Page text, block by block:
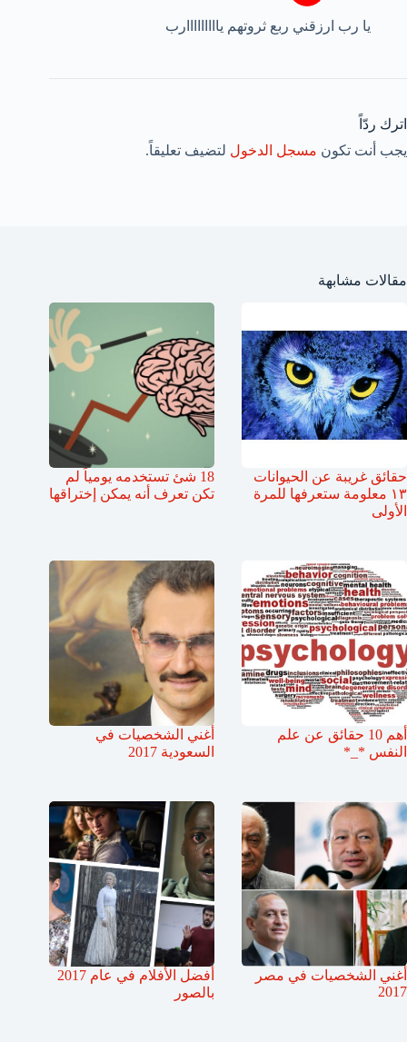
يا رب ارزقني ربع ثروتهم يااااااااارب
اترك ردّاً
يجب أنت تكون مسجل الدخول لتضيف تعليقاً.
مقالات مشابهة
حقائق غريبة عن الحيوانات
١٣ معلومة ستعرفها للمرة
الأولى
18 شئ تستخدمه يومياً لم
تكن تعرف أنه يمكن إختراقها
أهم 10 حقائق عن علم
النفس *_*
أغني الشخصيات في
السعودية 2017
أغني الشخصيات في مصر
2017
أفضل الأفلام في عام 2017
بالصور